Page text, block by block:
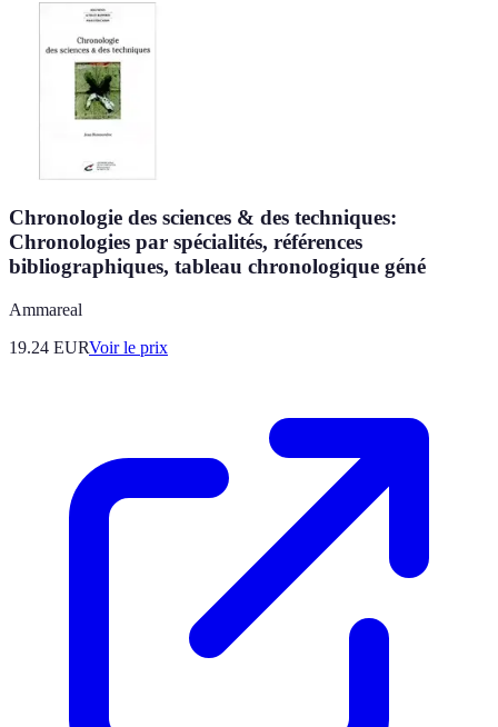
Chronologie des sciences & des techniques:
Chronologies par spécialités, références
bibliographiques, tableau chronologique géné
Ammareal
19.24 EURVoir le prix